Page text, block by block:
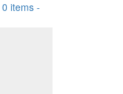
0 items -